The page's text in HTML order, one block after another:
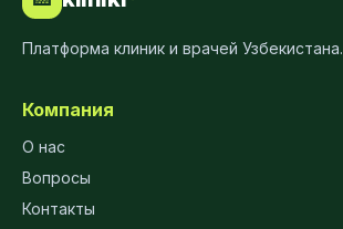
Платформа клиник и врачей Узбекистана.
Компания
О нас
Вопросы
Контакты